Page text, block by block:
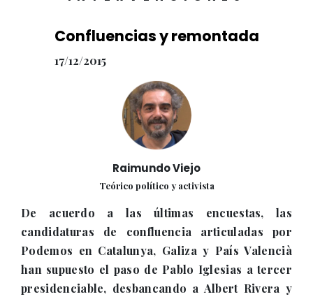
Confluencias y remontada
17/12/2015
Raimundo Viejo
Teórico político y activista
De acuerdo a las últimas encuestas, las
candidaturas de confluencia articuladas por
Podemos en Catalunya, Galiza y País Valencià
han supuesto el paso de Pablo Iglesias a tercer
presidenciable, desbancando a Albert Rivera y